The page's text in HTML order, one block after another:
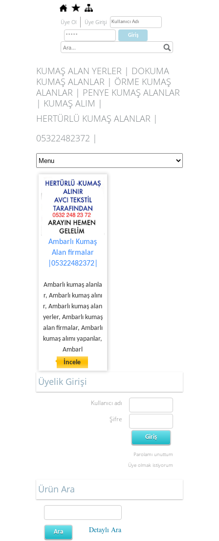
Üye Ol Üye Girişi
KUMAŞ ALAN YERLER | DOKUMA
KUMAŞ ALANLAR | ÖRME KUMAŞ
ALANLAR | PENYE KUMAŞ ALANLAR
| KUMAŞ ALIM |
HERTÜRLÜ KUMAŞ ALANLAR |
05322482372 |
Ambarlı Kumaş
Alan firmalar
|05322482372|
Ambarlı kumaş alanla
r, Ambarlı kumaş alını
r, Ambarlı kumaş alan
yerler, Ambarlı kumaş
alan firmalar, Ambarlı
kumaş alımı yapanlar,
Ambarl
İncele
Üyelik Girişi
Kullanıcı adı
Şifre
Parolamı unuttum
Üye olmak istiyorum
Ürün Ara
Detaylı Ara